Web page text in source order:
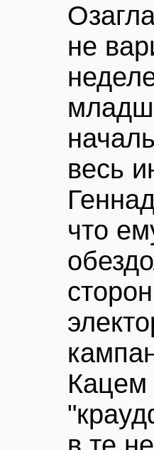
не
весь
что
Кацем